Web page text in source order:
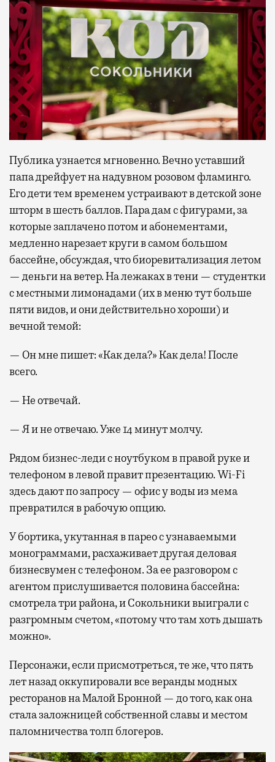
Публика узнается мгновенно. Вечно уставший
папа дрейфует на надувном розовом фламинго.
Его дети тем временем устраивают в детской зоне
шторм в шесть баллов. Пара дам с фигурами, за
которые заплачено потом и абонементами,
медленно нарезает круги в самом большом
бассейне, обсуждая, что биоревитализация летом
— деньги на ветер. На лежаках в тени — студентки
с местными лимонадами (их в меню тут больше
пяти видов, и они действительно хороши) и
вечной темой:
— Он мне пишет: «Как дела?» Как дела! После
всего.
— Не отвечай.
— Я и не отвечаю. Уже 14 минут молчу.
Рядом бизнес-леди с ноутбуком в правой руке и
телефоном в левой правит презентацию. Wi-Fi
здесь дают по запросу — офис у воды из мема
превратился в рабочую опцию.
У бортика, укутанная в парео с узнаваемыми
монограммами, расхаживает другая деловая
бизнесвумен с телефоном. За ее разговором с
агентом прислушивается половина бассейна:
смотрела три района, и Сокольники выиграли с
разгромным счетом, «потому что там хоть дышать
можно».
Персонажи, если присмотреться, те же, что пять
лет назад оккупировали все веранды модных
ресторанов на Малой Бронной — до того, как она
стала заложницей собственной славы и местом
паломничества толп блогеров.